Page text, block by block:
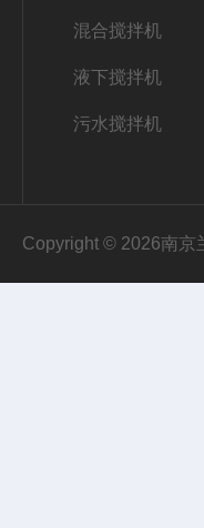
混合搅拌机
液下搅拌机
污水搅拌机
Copyright © 2026南